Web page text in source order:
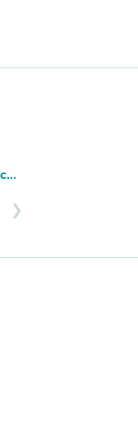
Всемирная неделя правильного использования противомикробных препаратов